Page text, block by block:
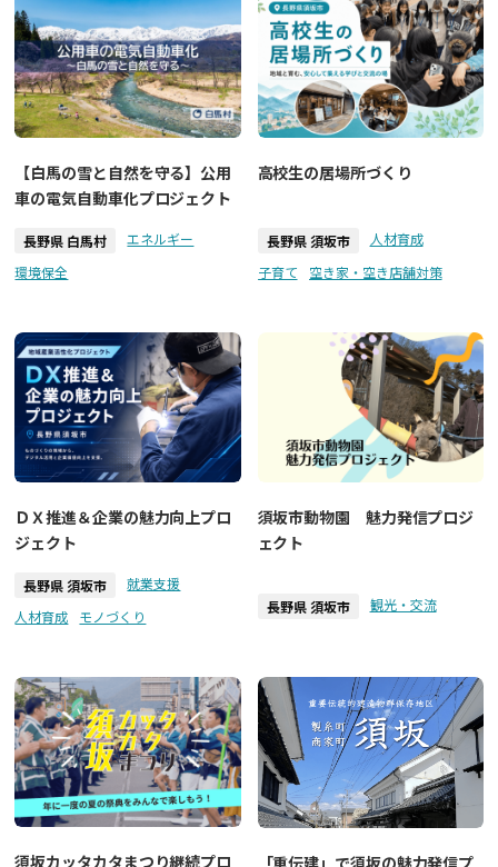
【白馬の雪と自然を守る】公用
車の電気自動車化プロジェクト
長野県 白馬村
エネルギー
環境保全
高校生の居場所づくり
長野県 須坂市
人材育成
子育て
空き家・空き店舗対策
ＤＸ推進＆企業の魅力向上プロ
ジェクト
長野県 須坂市
就業支援
人材育成
モノづくり
須坂市動物園 魅力発信プロジ
ェクト
長野県 須坂市 観光・交流
須坂カッタカタまつり継続プロ 「重伝建」で須坂の魅力発信プ